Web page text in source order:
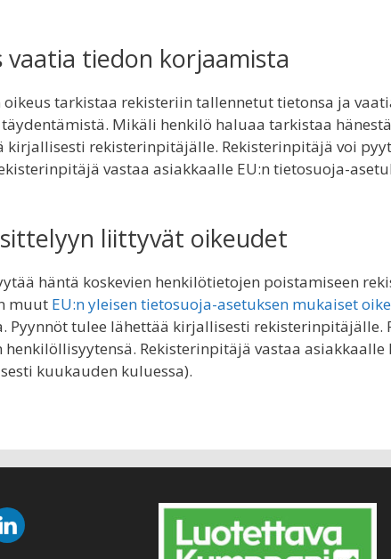
vaatia tiedon korjaamista
tarkistaa rekisteriin tallennetut tietonsa ja
Mikäli henkilö haluaa tarkistaa
rekisterinpitäjälle. Rekisterinpitäjä voi
vastaa asiakkaalle EU:n tietosuoja-
liittyvät oikeudet
häntä koskevien henkilötietojen poistamiseen
muut EU:n yleisen tietosuoja-asetuksen mukaiset
tulee lähettää kirjallisesti rekisterinpitäjälle.
Rekisterinpitäjä vastaa asiakkaalle
kuukauden kuluessa).